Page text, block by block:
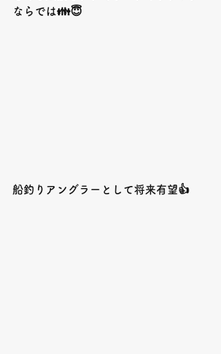
ならでは👪😇
船釣りアングラーとして将来有望👍